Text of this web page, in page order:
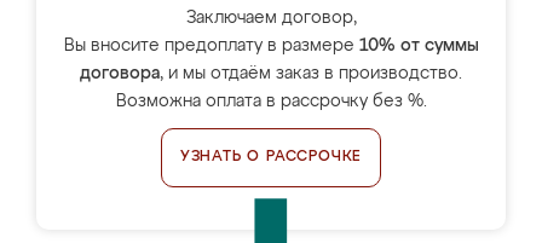
Заключаем договор,
Вы вносите предоплату в размере 10% от суммы
договора, и мы отдаём заказ в производство.
Возможна оплата в рассрочку без %.
УЗНАТЬ О РАССРОЧКЕ